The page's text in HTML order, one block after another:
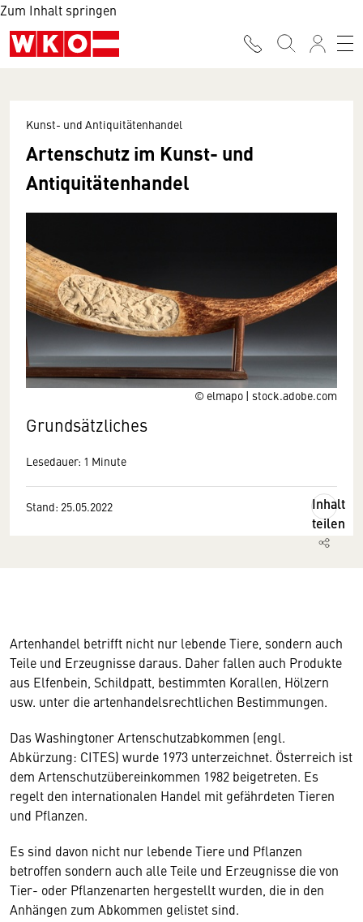
Zum Inhalt springen
© elmapo | stock.adobe.com
Kunst- und Antiquitätenhandel
Artenschutz im Kunst- und
Antiquitätenhandel
Grundsätzliches
Lesedauer: 1 Minute
Stand: 25.05.2022
Inhalt
teilen
Artenhandel betrifft nicht nur lebende Tiere, sondern auch
Teile und Erzeugnisse daraus. Daher fallen auch Produkte
aus Elfenbein, Schildpatt, bestimmten Korallen, Hölzern
usw. unter die artenhandelsrechtlichen Bestimmungen.
Das Washingtoner Artenschutzabkommen (engl.
Abkürzung: CITES) wurde 1973 unterzeichnet. Österreich ist
dem Artenschutzübereinkommen 1982 beigetreten. Es
regelt den internationalen Handel mit gefährdeten Tieren
und Pflanzen.
Es sind davon nicht nur lebende Tiere und Pflanzen
betroffen sondern auch alle Teile und Erzeugnisse die von
Tier- oder Pflanzenarten hergestellt wurden, die in den
Anhängen zum Abkommen gelistet sind.